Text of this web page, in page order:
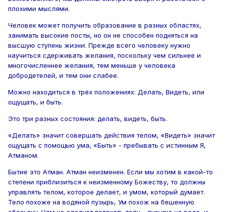
плохими мыслями.
Человек может получить образование в разных областях,
занимать высокие посты, но он не способен подняться на
высшую ступень жизни. Прежде всего человеку нужно
научиться сдерживать желания, поскольку чем сильнее и
многочисленнее желания, тем меньше у человека
добродетелей, и тем они слабее.
Можно находиться в трёх положениях: Делать, Видеть, или
ощущать, и быть.
Это три разных состояния: делать, видеть, быть.
«Делать» значит совершать действия телом, «Видеть» значит
ощущать с помощью ума, «Быть» - пребывать с истинным Я,
Атманом.
Бытие это Атман. Атман неизменен. Если мы хотим в какой-то
степени приблизиться к неизменному Божеству, то должны
управлять телом, которое делает, и умом, который думает.
Тело похоже на водяной пузырь, Ум похож на бешенную